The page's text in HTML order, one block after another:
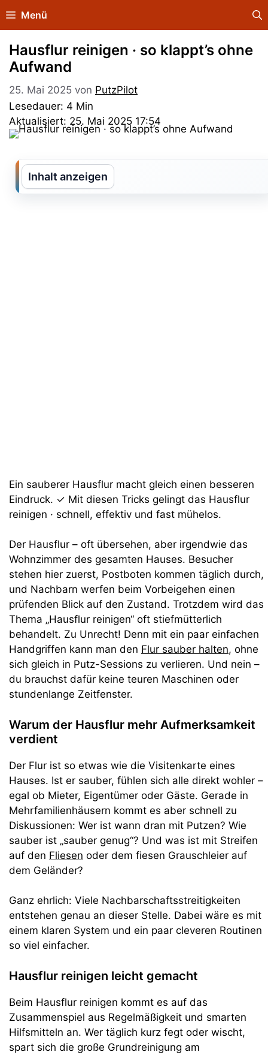
Inhalt
Menü
Hausflur reinigen · so klappt’s ohne
Aufwand
25. Mai 2025 von PutzPilot
Lesedauer: 4 Min
Aktualisiert: 25. Mai 2025 17:54
Inhalt anzeigen
Ein sauberer Hausflur macht gleich einen besseren
Eindruck. ✓ Mit diesen Tricks gelingt das Hausflur
reinigen · schnell, effektiv und fast mühelos.
Der Hausflur – oft übersehen, aber irgendwie das
Wohnzimmer des gesamten Hauses. Besucher
stehen hier zuerst, Postboten kommen täglich durch,
und Nachbarn werfen beim Vorbeigehen einen
prüfenden Blick auf den Zustand. Trotzdem wird das
Thema „Hausflur reinigen“ oft stiefmütterlich
behandelt. Zu Unrecht! Denn mit ein paar einfachen
Handgriffen kann man den Flur sauber halten, ohne
sich gleich in Putz-Sessions zu verlieren. Und nein –
du brauchst dafür keine teuren Maschinen oder
stundenlange Zeitfenster.
Warum der Hausflur mehr Aufmerksamkeit
verdient
Der Flur ist so etwas wie die Visitenkarte eines
Hauses. Ist er sauber, fühlen sich alle direkt wohler –
egal ob Mieter, Eigentümer oder Gäste. Gerade in
Mehrfamilienhäusern kommt es aber schnell zu
Diskussionen: Wer ist wann dran mit Putzen? Wie
sauber ist „sauber genug“? Und was ist mit Streifen
auf den Fliesen oder dem fiesen Grauschleier auf
dem Geländer?
Ganz ehrlich: Viele Nachbarschaftsstreitigkeiten
entstehen genau an dieser Stelle. Dabei wäre es mit
einem klaren System und ein paar cleveren Routinen
so viel einfacher.
Hausflur reinigen leicht gemacht
Beim Hausflur reinigen kommt es auf das
Zusammenspiel aus Regelmäßigkeit und smarten
Hilfsmitteln an. Wer täglich kurz fegt oder wischt,
spart sich die große Grundreinigung am